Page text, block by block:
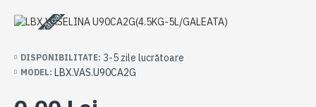
3-5 zile lucrătoare
DISPONIBILITATE: 3-5 zile lucrătoare
MODEL: LBX.VAS.U90CA2G